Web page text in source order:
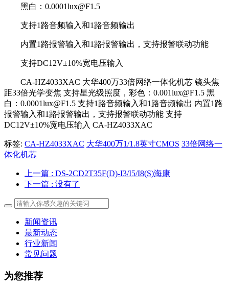
黑白：0.0001lux@F1.5
支持1路音频输入和1路音频输出
内置1路报警输入和1路报警输出，支持报警联动功能
支持DC12V±10%宽电压输入
CA-HZ4033XAC 大华400万33倍网络一体化机芯 镜头焦
距33倍光学变焦 支持星光级照度，彩色：0.001lux@F1.5 黑
白：0.0001lux@F1.5 支持1路音频输入和1路音频输出 内置1路
报警输入和1路报警输出，支持报警联动功能 支持
DC12V±10%宽电压输入 CA-HZ4033XAC
标签: CA-HZ4033XAC 大华400万1/1.8英寸CMOS 33倍网络一
体化机芯
上一篇 : DS-2CD2T35F(D)-I3/I5/I8(S)海康
下一篇 : 没有了
新闻资讯
最新动态
行业新闻
常见问题
为您推荐